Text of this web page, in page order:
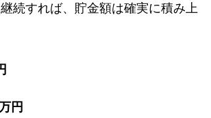
続すれば、貯金額は確実に積み上
円